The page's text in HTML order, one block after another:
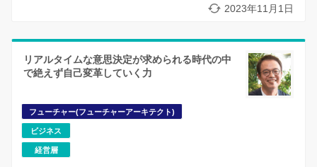
2023年11月1日
リアルタイムな意思決定が求められる時代の中
で絶えず自己変革していく力
フューチャー(フューチャーアーキテクト)
ビジネス
経営層